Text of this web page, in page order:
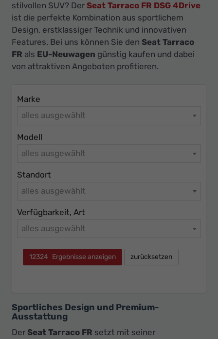
zu
Top-
Preisen
-
Ihr
stilvollen SUV? Der Seat Tarraco FR DSG 4Drive
ist die perfekte Kombination aus sportlichem
Design, erstklassiger Technik und innovativen
Features. Bei uns können Sie den Seat Tarraco
FR als EU-Neuwagen günstig kaufen und dabei
von attraktiven Angeboten profitieren.
Marke
alles ausgewählt
Modell
alles ausgewählt
Standort
alles ausgewählt
Verfügbarkeit, Art
alles ausgewählt
12324 Ergebnisse anzeigen zurücksetzen
Sportliches Design und Premium-
Ausstattung
Der Seat Tarraco FR setzt mit seiner